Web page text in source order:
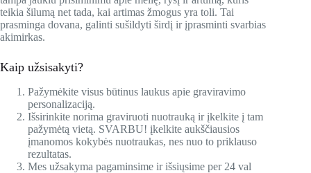
teikia šilumą net tada, kai artimas žmogus yra toli. Tai
prasminga dovana, galinti sušildyti širdį ir įprasminti svarbias
akimirkas.
Kaip užsisakyti?
Pažymėkite visus būtinus laukus apie graviravimo
personalizaciją.
Išsirinkite norima graviruoti nuotrauką ir įkelkite į tam
pažymėtą vietą. SVARBU! įkelkite aukščiausios
įmanomos kokybės nuotraukas, nes nuo to priklauso
rezultatas.
Mes užsakyma pagaminsime ir išsiųsime per 24 val